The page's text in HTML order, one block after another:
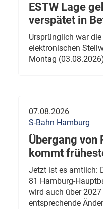
ESTW Lage
verspätet in
Ursprünglich war
elektronischen
Montag
07.08.2026
S-Bahn Hamburg
Übergang von
kommt
Jetzt ist es amtlich:
81 Hamburg-
wird auch über
entsprechende